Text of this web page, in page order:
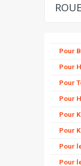
Pour
Pour
Pour
Pour
Pour
Pour
Pour
Pour